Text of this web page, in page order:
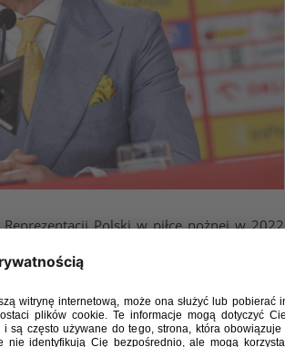
Polski w piłce nożnej w 2022
prywatnej firmy w historii polskiego
formule, która została przygotowana
z najsilniejszych polskich marek. Pozwolił
w piłce nożnej w wielu nowych